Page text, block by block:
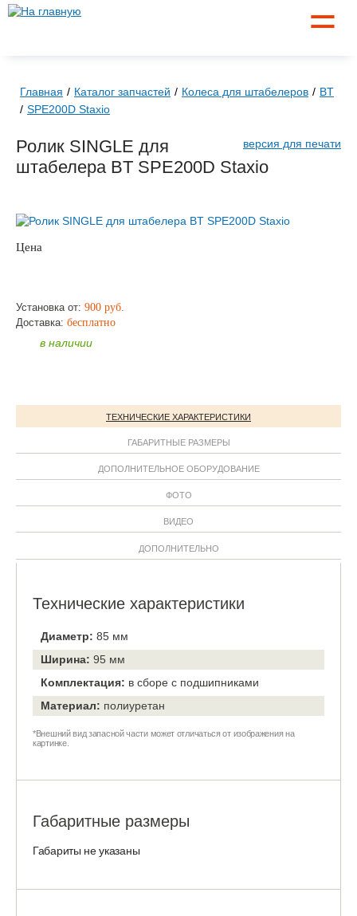
☰
Главная Каталог запчастей Колеса для штабелеров
BT
SPE200D Staxio
версия для печати
Ролик SINGLE для
штабелера BT SPE200D Staxio
Цена
Установка от: 900 руб.
Доставка: бесплатно
в наличии
ТЕХНИЧЕСКИЕ ХАРАКТЕРИСТИКИ
ГАБАРИТНЫЕ РАЗМЕРЫ
ДОПОЛНИТЕЛЬНОЕ ОБОРУДОВАНИЕ
ФОТО
ВИДЕО
ДОПОЛНИТЕЛЬНО
Технические характеристики
Диаметр: 85 мм
Ширина: 95 мм
Комплектация: в сборе с подшипниками
Материал: полиуретан
*Внешний вид запасной части может отличаться от изображения на
картинке.
Габаритные размеры
Габариты не указаны